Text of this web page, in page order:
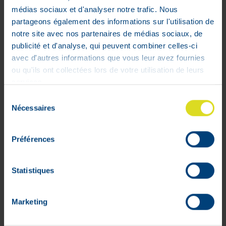
médias sociaux et d'analyser notre trafic. Nous
partageons également des informations sur l'utilisation de
notre site avec nos partenaires de médias sociaux, de
publicité et d'analyse, qui peuvent combiner celles-ci
avec d'autres informations que vous leur avez fournies
ou qu'ils ont collectées lors de votre utilisation de leurs
Nécessaires
Préférences
Statistiques
Marketing
Calmosine Digestion Boisson Aux
Extraits de Plantes100 ml
14,20€
En stock